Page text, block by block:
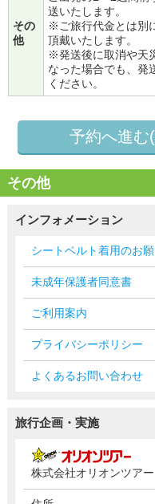
その
他
送いたします。
※ご旅行代金とは別
頂戴いたします。
※発送後に取消や天
なった場合でも、発
ください。
予約へ進む
その他
インフォメーション
シートベルト着用のお
未成年保護者同意書
ご利用案内
プライバシーポリシー
よくあるお問い合わせ
旅行企画・実施
株式会社オリオンツアー